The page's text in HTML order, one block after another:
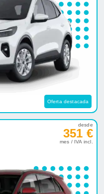
Oferta destacada
desde
351 €
mes / IVA incl.